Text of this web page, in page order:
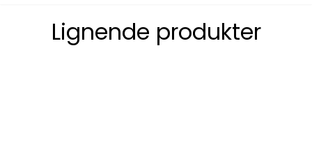
Lignende produkter